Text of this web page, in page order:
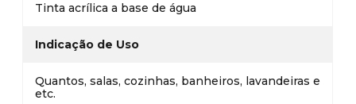
Tinta acrílica a base de água
Indicação de Uso
Quantos, salas, cozinhas, banheiros, lavandeiras e
etc.